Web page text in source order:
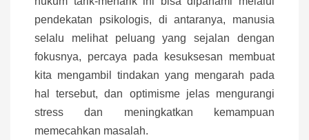
pendekatan psikologis, di antaranya, manusia
selalu melihat peluang yang sejalan dengan
fokusnya, percaya pada kesuksesan membuat
kita mengambil tindakan yang mengarah pada
hal tersebut, dan optimisme jelas mengurangi
stress dan meningkatkan kemampuan
memecahkan masalah.